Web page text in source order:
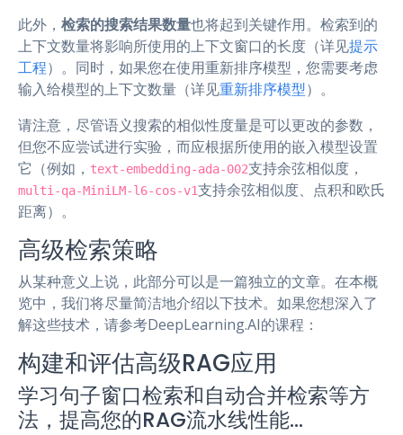
此外， 检索的搜索结果数量也将起到关键作用。检索到的
上下文数量将影响所使用的上下文窗口的长度（详见提示
工程）。同时，如果您在使用重新排序模型，您需要考虑
输入给模型的上下文数量（详见重新排序模型）。
请注意，尽管语义搜索的相似性度量是可以更改的参数，
但您不应尝试进行实验，而应根据所使用的嵌入模型设置
它（例如， text-embedding-ada-002支持余弦相似度，
multi-qa-MiniLM-l6-cos-v1支持余弦相似度、点积和欧氏
距离）。
高级检索策略
从某种意义上说，此部分可以是一篇独立的文章。在本概
览中，我们将尽量简洁地介绍以下技术。如果您想深入了
解这些技术，请参考DeepLearning.AI的课程：
构建和评估高级RAG应用
学习句子窗口检索和自动合并检索等方
法，提高您的RAG流水线性能…